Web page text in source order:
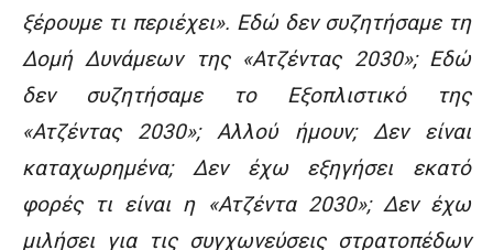
ξέρουμε τι περιέχει». Εδώ δεν συζητήσαμε τη
Δομή Δυνάμεων της «Ατζέντας 2030»; Εδώ
δεν συζητήσαμε το Εξοπλιστικό της
«Ατζέντας 2030»; Αλλού ήμουν; Δεν είναι
καταχωρημένα; Δεν έχω εξηγήσει εκατό
φορές τι είναι η «Ατζέντα 2030»; Δεν έχω
μιλήσει για τις συγχωνεύσεις στρατοπέδων